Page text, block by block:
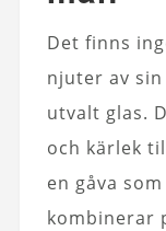
Det finns
njuter av
utvalt glas.
och kärlek
en gåva
kombinerar